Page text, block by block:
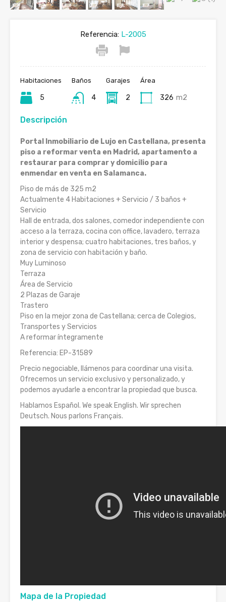
Referencia:L-2005
Habitaciones
5
Baños
4
Garajes
2
Área
326 m2
Descripción
Portal Inmobiliario de Lujo en Castellana, presenta
piso a reformar venta en Madrid, apartamento a
restaurar para comprar y domicilio para
enmendar en venta en Salamanca.
Piso de más de 325 m2
Actualmente 4 Habitaciones + Servicio / 3 baños +
Servicio
Hall de entrada, dos salones, comedor independiente con
acceso a la terraza, cocina con office, lavadero, terraza
interior y despensa; cuatro habitaciones, tres baños, y
zona de servicio con habitación y baño.
Muy Luminoso
Terraza
Área de Servicio
2 Plazas de Garaje
Trastero
Piso en la mejor zona de Castellana; cerca de Colegios,
Transportes y Servicios
A reformar íntegramente
Referencia: EP-31589
Precio negociable, llámenos para coordinar una visita.
Ofrecemos un servicio exclusivo y personalizado, y
podemos ayudarle a encontrar la propiedad que busca.
Hablamos Español. We speak English. Wir sprechen
Deutsch. Nous parlons Français.
Mapa de la Propiedad